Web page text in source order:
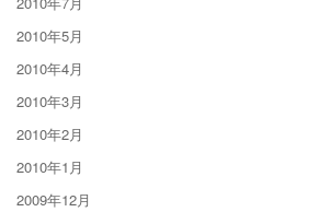
2010年5月
2010年4月
2010年3月
2010年2月
2010年1月
2009年12月